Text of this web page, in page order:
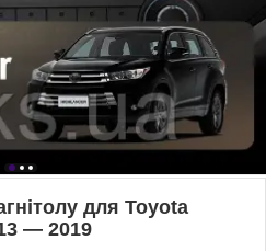
для Toyota
— 2019